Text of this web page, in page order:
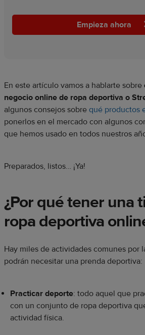
Empieza ahora
En este artículo vamos a hablarte sobre
negocio online de ropa deportiva o
algunos consejos sobre qué productos
ponerlos en el mercado con algunos
que hemos usado en todos nuestros
Preparados, listos… ¡Ya!
¿Por qué tener una
ropa deportiva
Hay miles de actividades comunes por
podrán necesitar una prenda deportiva:
Practicar deporte: todo aquel que
con un conjunto de ropa deportiva
actividad física.